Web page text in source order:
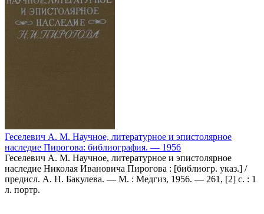
Геселевич А. М. Научное, литературное и эпистолярное
наследие Пирогова: библиография. — 1956
Геселевич А. М. Научное, литературное и эпистолярное
наследие Николая Ивановича Пирогова : [библиогр. указ.] /
предисл. А. Н. Бакулева. — М. : Медгиз, 1956. — 261, [2] с. : 1
л. портр.